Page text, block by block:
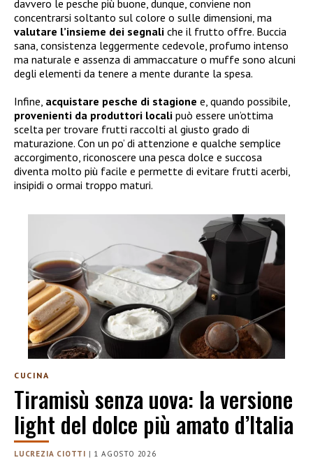
davvero le pesche più buone, dunque, conviene non
concentrarsi soltanto sul colore o sulle dimensioni, ma
valutare l’insieme dei segnali che il frutto offre. Buccia
sana, consistenza leggermente cedevole, profumo intenso
ma naturale e assenza di ammaccature o muffe sono alcuni
degli elementi da tenere a mente durante la spesa.
Infine, acquistare pesche di stagione e, quando possibile,
provenienti da produttori locali può essere un’ottima
scelta per trovare frutti raccolti al giusto grado di
maturazione. Con un po’ di attenzione e qualche semplice
accorgimento, riconoscere una pesca dolce e succosa
diventa molto più facile e permette di evitare frutti acerbi,
insipidi o ormai troppo maturi.
CUCINA
Tiramisù senza uova: la versione
light del dolce più amato d’Italia
LUCREZIA CIOTTI | 1 AGOSTO 2026